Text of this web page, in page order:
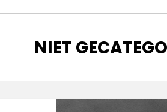
CATEGORY
:
NIET